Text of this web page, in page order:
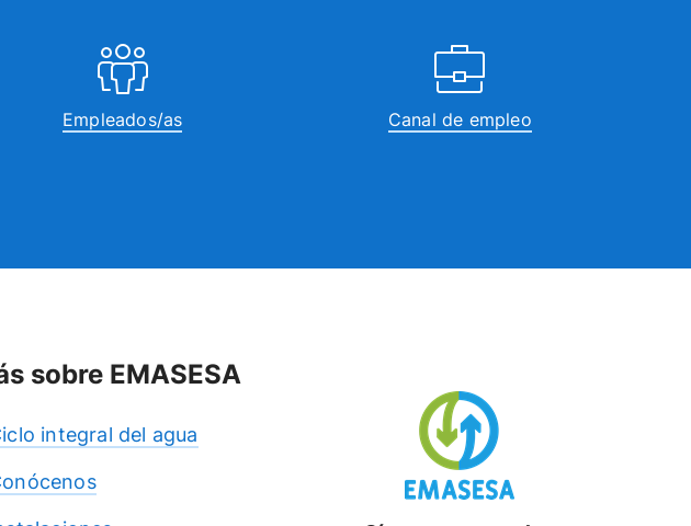
Empleados/as Canal de empleo
sobre EMASESA
integral del agua